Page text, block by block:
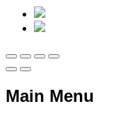
Main Menu